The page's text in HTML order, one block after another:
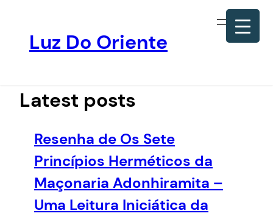
conteúdo
Luz Do Oriente
Latest posts
Resenha de Os Sete
Princípios Herméticos da
Maçonaria Adonhiramita –
Uma Leitura Iniciática da